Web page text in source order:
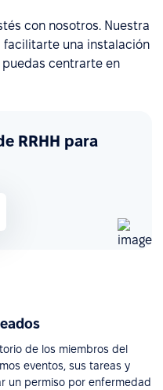
con nosotros. Nuestra
una instalación
centrarte en
RRHH para
de los miembros del
eventos, sus tareas y
un permiso por enfermedad